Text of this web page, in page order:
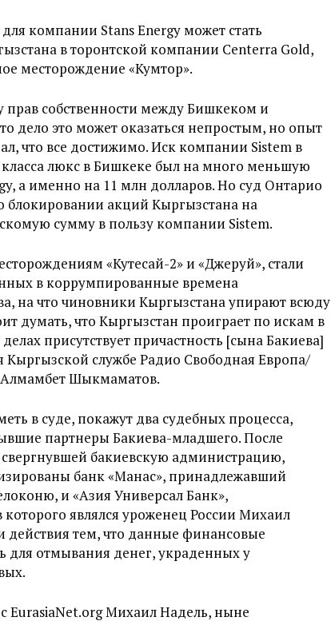
компании Stans Energy может стать
в торонтской компании Centerra Gold,
месторождение «Кумтор».
прав собственности между Бишкеком и
дело это может оказаться непростым, но опыт
что все достижимо. Иск компании Sistem в
класса люкс в Бишкеке был на много меньшую
а именно на 11 млн долларов. Но суд Онтарио
блокировании акций Кыргызстана на
сумму в пользу компании Sistem.
«Кутесай-2» и «Джеруй», стали
в коррумпированные времена
на что чиновники Кыргызстана упирают всюду
думать, что Кыргызстан проиграет по искам в
присутствует причастность [сына Бакиева]
Кыргызской службе Радио Свободная Европа/
Шыкмаматов.
в суде, покажут два судебных процесса,
партнеры Бакиева-младшего. После
бакиевскую администрацию,
банк «Манас», принадлежавший
и «Азия Универсал Банк»,
являлся уроженец России Михаил
действия тем, что данные финансовые
для отмывания денег, украденных у
EurasiaNet.org Михаил Надель, ныне